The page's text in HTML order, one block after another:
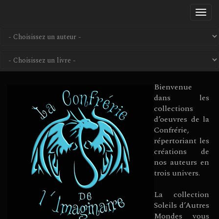
principal
Bienvenue
dans les
collections
d’oeuvres de la
Confrérie,
répertoriant les
créations de
nos auteurs en
trois univers.
La collection
Soleils d’Autres
Mondes vous